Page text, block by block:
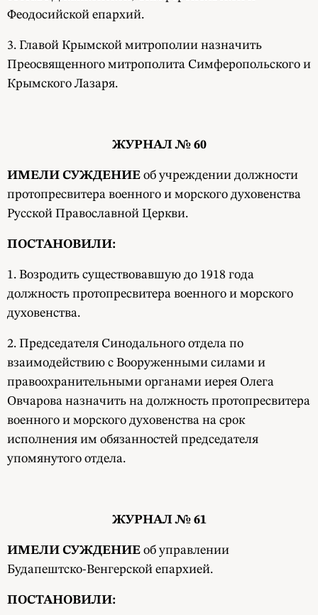
Феодосийской епархий.
3. Главой Крымской митрополии назначить
Преосвященного митрополита Симферопольского и
Крымского Лазаря.
ЖУРНАЛ № 60
ИМЕЛИ СУЖДЕНИЕ об учреждении должности
протопресвитера военного и морского духовенства
Русской Православной Церкви.
ПОСТАНОВИЛИ:
1. Возродить существовавшую до 1918 года
должность протопресвитера военного и морского
духовенства.
2. Председателя Синодального отдела по
взаимодействию с Вооруженными силами и
правоохранительными органами иерея Олега
Овчарова назначить на должность протопресвитера
военного и морского духовенства на срок
исполнения им обязанностей председателя
упомянутого отдела.
ЖУРНАЛ № 61
ИМЕЛИ СУЖДЕНИЕ об управлении
Будапештско-Венгерской епархией.
ПОСТАНОВИЛИ: